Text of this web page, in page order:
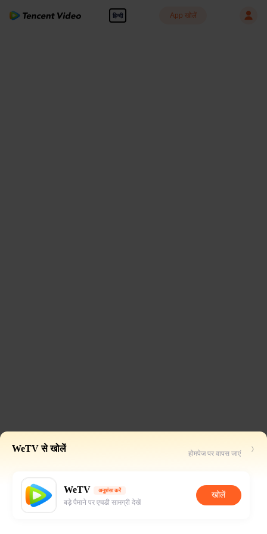
हिन्दी App खोलें
WeTV से खोलें होमपेज पर वापस जाएं
WeTV अनुशंसा करें
बड़े पैमाने पर एचडी सामग्री देखें
खोलें